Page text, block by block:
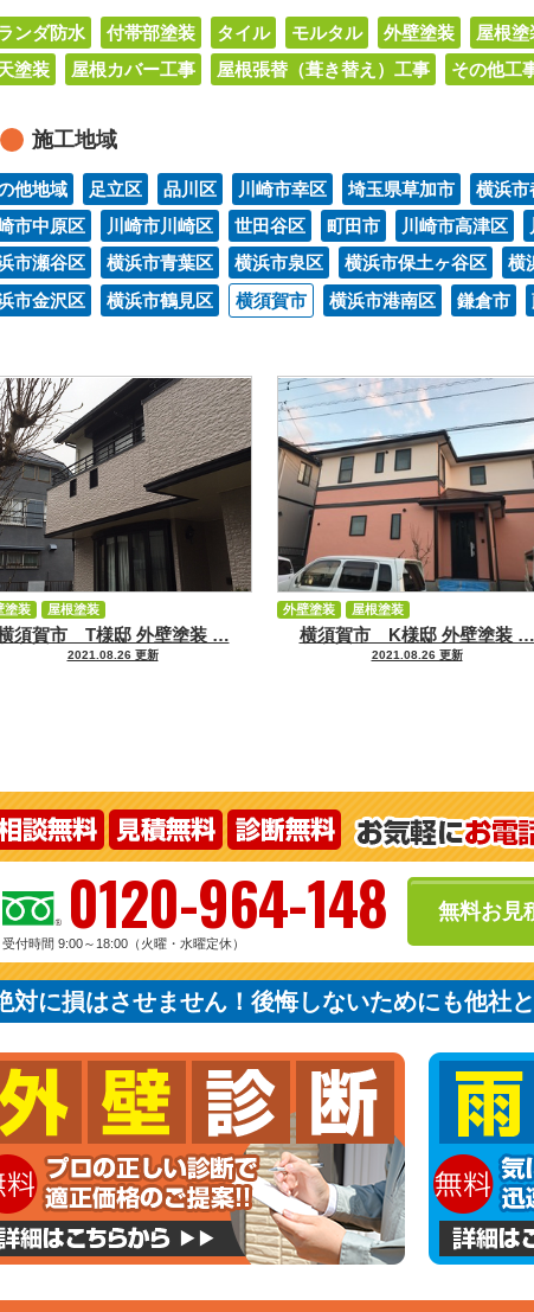
ンダ防水 付帯部塗装 タイル モルタル 外壁塗装
屋根塗
塗装
屋根カバー工事 屋根張替（葺き替え）工事 その他工
施工地域
他地域 足立区 品川区 川崎市幸区 埼玉県草加市
横浜市
市中原区
川崎市川崎区 世田谷区 町田市 川崎市高津区
市瀬谷区
横浜市青葉区 横浜市泉区 横浜市保土ヶ谷区
横
市金沢区
横浜市鶴見区 横須賀市 横浜市港南区 鎌倉市
須賀市 T様邸 外壁塗装 …
2021.08.26 更新
塗装 屋根塗装
横須賀市 K様邸 外壁塗装 …
2021.08.26 更新
外壁塗装 屋根塗装
0120-964-148
受付時間 9:00～18:00（火曜・水曜定休）
無料お見
対に損はさせません！後悔しないためにも他社